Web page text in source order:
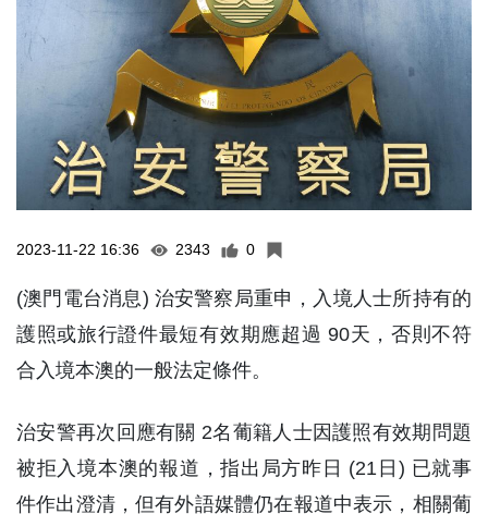
2023-11-22 16:36 2343 0
(澳門電台消息) 治安警察局重申，入境人士所持有的
護照或旅行證件最短有效期應超過 90天，否則不符
合入境本澳的一般法定條件。
治安警再次回應有關 2名葡籍人士因護照有效期問題
被拒入境本澳的報道，指出局方昨日 (21日) 已就事
件作出澄清，但有外語媒體仍在報道中表示，相關葡